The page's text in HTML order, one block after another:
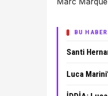
BU
Santi
Luca